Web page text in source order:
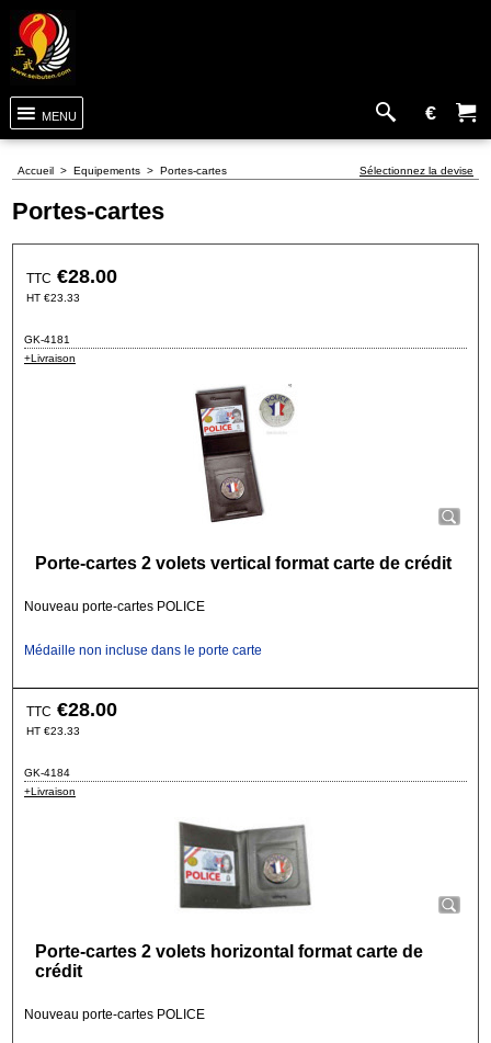
MENU €
Accueil > Equipements > Portes-cartes Sélectionnez la devise
Portes-cartes
TTC €28.00
HT €23.33
GK-4181
+Livraison
Porte-cartes 2 volets vertical format carte de crédit
Nouveau porte-cartes POLICE
Médaille non incluse dans le porte carte
TTC €28.00
HT €23.33
GK-4184
+Livraison
Porte-cartes 2 volets horizontal format carte de
crédit
Nouveau porte-cartes POLICE